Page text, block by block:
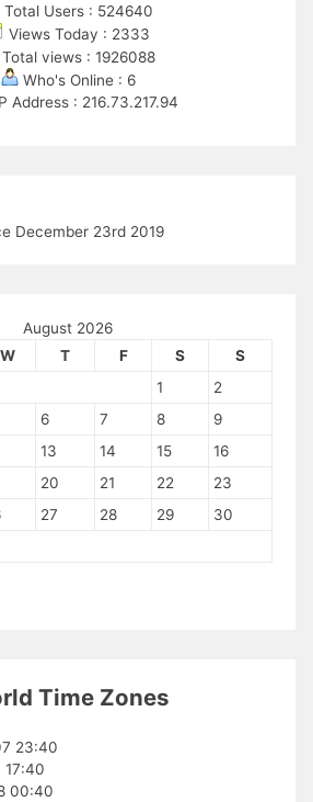
Total Users : 524640
Views Today : 2333
Total views : 1926088
Who's Online : 6
Address : 216.73.217.94
December 23rd 2019
August 2026
W T F S
S
1
2
6 7 8
9
13 14 15
16
20 21 22
23
27 28 29
30
Time Zones
23:40
00:40